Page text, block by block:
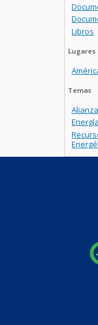
Libros
Lugares
Temas